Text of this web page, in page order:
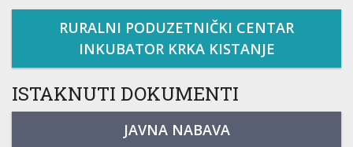
RURALNI PODUZETNIČKI CENTAR
INKUBATOR KRKA KISTANJE
ISTAKNUTI DOKUMENTI
JAVNA NABAVA